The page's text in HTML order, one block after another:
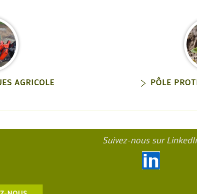
AGRICOLE PÔLE
Suivez-nous sur